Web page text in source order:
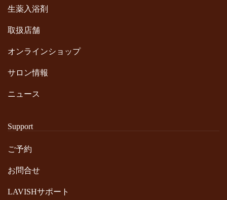
生薬入浴剤
取扱店舗
オンラインショップ
サロン情報
ニュース
Support
ご予約
お問合せ
LAVISHサポート